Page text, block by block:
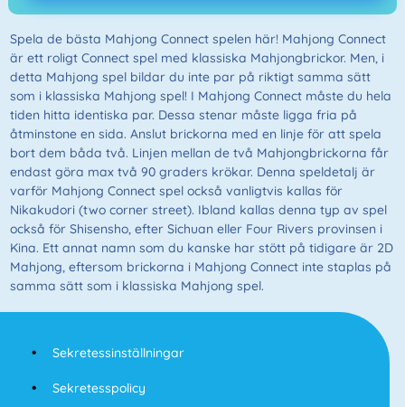
Spela de bästa Mahjong Connect spelen här! Mahjong Connect
är ett roligt Connect spel med klassiska Mahjongbrickor. Men, i
detta Mahjong spel bildar du inte par på riktigt samma sätt
som i klassiska Mahjong spel! I Mahjong Connect måste du hela
tiden hitta identiska par. Dessa stenar måste ligga fria på
åtminstone en sida. Anslut brickorna med en linje för att spela
bort dem båda två. Linjen mellan de två Mahjongbrickorna får
endast göra max två 90 graders krökar. Denna speldetalj är
varför Mahjong Connect spel också vanligtvis kallas för
Nikakudori (two corner street). Ibland kallas denna typ av spel
också för Shisensho, efter Sichuan eller Four Rivers provinsen i
Kina. Ett annat namn som du kanske har stött på tidigare är 2D
Mahjong, eftersom brickorna i Mahjong Connect inte staplas på
samma sätt som i klassiska Mahjong spel.
Sekretessinställningar
Sekretesspolicy